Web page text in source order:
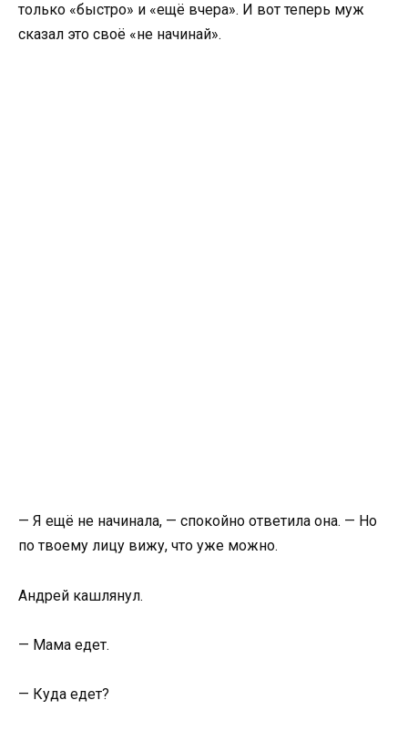
только «быстро» и «ещё вчера». И вот теперь муж
сказал это своё «не начинай».
— Я ещё не начинала, — спокойно ответила она. — Но
по твоему лицу вижу, что уже можно.
Андрей кашлянул.
— Мама едет.
— Куда едет?